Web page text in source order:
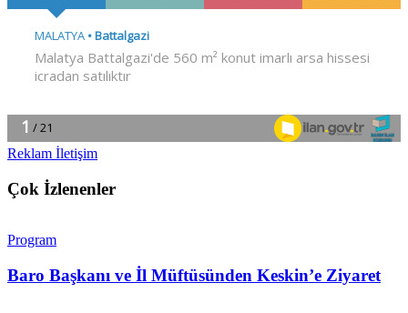
Reklam İletişim
Çok İzlenenler
Program
Baro Başkanı ve İl Müftüsünden Keskin’e Ziyaret